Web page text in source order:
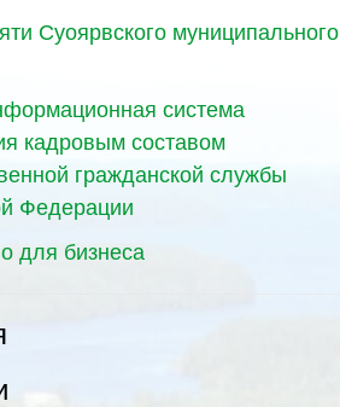
Суоярвского муниципального
система
кадровым составом
гражданской службы
Федерации
для бизнеса